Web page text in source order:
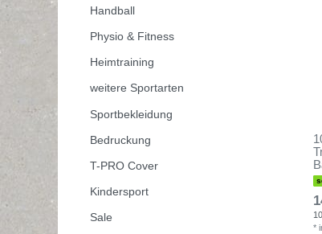
Handball
Physio & Fitness
Heimtraining
weitere Sportarten
Sportbekleidung
Bedruckung
T-PRO Cover
Kindersport
Sale 10
*